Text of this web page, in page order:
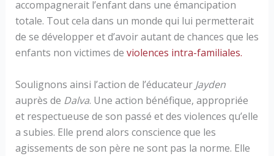
accompagnerait l’enfant dans une émancipation
totale. Tout cela dans un monde qui lui permetterait
de se développer et d’avoir autant de chances que les
enfants non victimes de violences intra-familiales.
Soulignons ainsi l’action de l’éducateur Jayden
auprès de Dalva. Une action bénéfique, appropriée
et respectueuse de son passé et des violences qu’elle
a subies. Elle prend alors conscience que les
agissements de son père ne sont pas la norme. Elle